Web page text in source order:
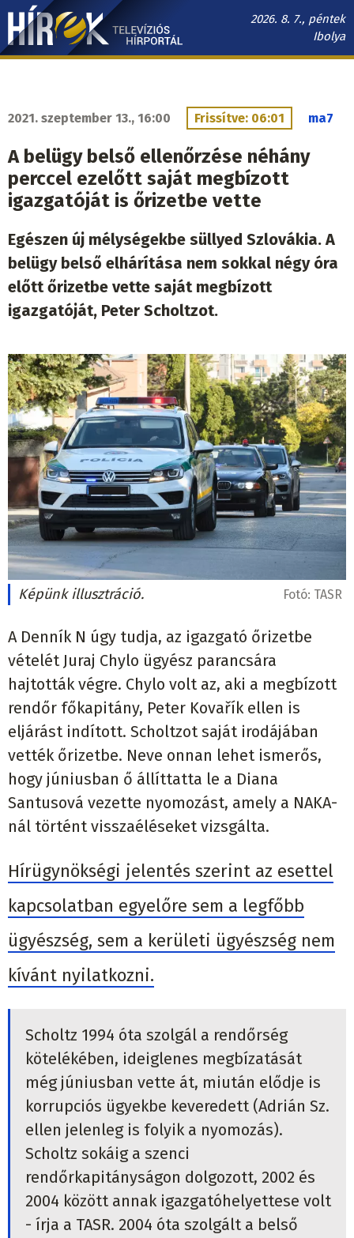
Ugrás
tartalomra
2026. 8. 7., péntek
Ibolya
Hírek.sk
2021. szeptember 13., 16:00 Frissítve: 06:01 ma7
A belügy belső ellenőrzése néhány
perccel ezelőtt saját megbízott
igazgatóját is őrizetbe vette
Egészen új mélységekbe süllyed Szlovákia. A
belügy belső elhárítása nem sokkal négy óra
előtt őrizetbe vette saját megbízott
igazgatóját, Peter Scholtzot.
Képünk illusztráció. Fotó: TASR
A Denník N úgy tudja, az igazgató őrizetbe
vételét Juraj Chylo ügyész parancsára
hajtották végre. Chylo volt az, aki a megbízott
rendőr főkapitány, Peter Kovařík ellen is
eljárást indított. Scholtzot saját irodájában
vették őrizetbe. Neve onnan lehet ismerős,
hogy júniusban ő állíttatta le a Diana
Santusová vezette nyomozást, amely a NAKA-
nál történt visszaéléseket vizsgálta.
Hírügynökségi jelentés szerint az esettel
kapcsolatban egyelőre sem a legfőbb
ügyészség, sem a kerületi ügyészség nem
kívánt nyilatkozni.
Scholtz 1994 óta szolgál a rendőrség
kötelékében, ideiglenes megbízatását
még júniusban vette át, miután elődje is
korrupciós ügyekbe keveredett (Adrián Sz.
ellen jelenleg is folyik a nyomozás).
Scholtz sokáig a szenci
rendőrkapitányságon dolgozott, 2002 és
2004 között annak igazgatóhelyettese volt
- írja a TASR. 2004 óta szolgált a belső